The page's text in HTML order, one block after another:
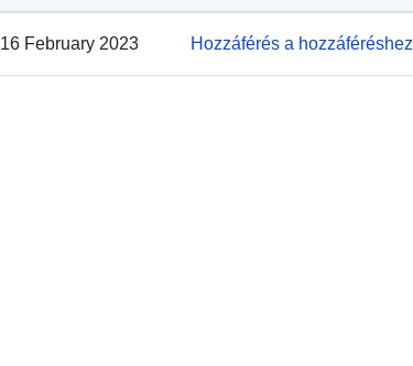
16 February 2023 Hozzáférés a hozzáféréshez
2026
Térbeli: Koordináták: [ [ 9.0955107,